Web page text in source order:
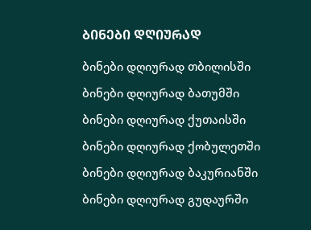
ბინები დღიურად
ბინები დღიურად თბილისში
ბინები დღიურად ბათუმში
ბინები დღიურად ქუთაისში
ბინები დღიურად ქობულეთში
ბინები დღიურად ბაკურიანში
ბინები დღიურად გუდაურში